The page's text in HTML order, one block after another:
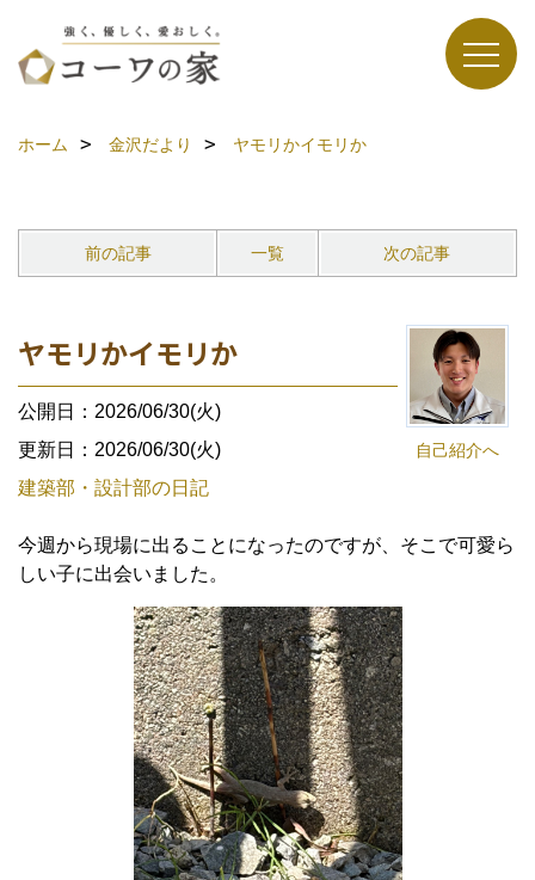
ホーム 金沢だより ヤモリかイモリか
前の記事 一覧 次の記事
自己紹介へ
ヤモリかイモリか
公開日：2026/06/30(火)
更新日：2026/06/30(火)
建築部・設計部の日記
今週から現場に出ることになったのですが、そこで可愛ら
しい子に出会いました。